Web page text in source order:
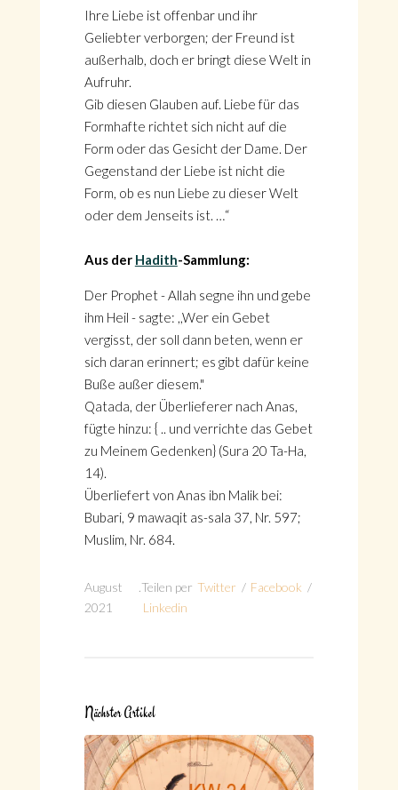
Ihre Liebe ist offenbar und ihr
Geliebter verborgen; der Freund ist
außerhalb, doch er bringt diese Welt in
Aufruhr.
Gib diesen Glauben auf. Liebe für das
Formhafte richtet sich nicht auf die
Form oder das Gesicht der Dame. Der
Gegenstand der Liebe ist nicht die
Form, ob es nun Liebe zu dieser Welt
oder dem Jenseits ist. …“
Aus der Hadith-Sammlung:
Der Prophet - Allah segne ihn und gebe
ihm Heil - sagte: ,,Wer ein Gebet
vergisst, der soll dann beten, wenn er
sich daran erinnert; es gibt dafür keine
Buße außer diesem."
Qatada, der Überlieferer nach Anas,
fügte hinzu: { .. und verrichte das Gebet
zu Meinem Gedenken} (Sura 20 Ta-Ha,
14).
Überliefert von Anas ibn Malik bei:
Bubari, 9 mawaqit as-sala 37, Nr. 597;
Muslim, Nr. 684.
August
2021
Teilen per Twitter / Facebook /
Linkedin
Nächster Artikel